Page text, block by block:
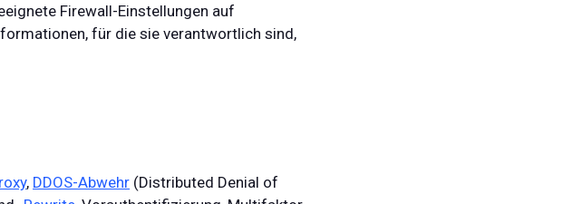
Firewall-Einstellungen auf
für die sie verantwortlich sind,
, DDOS-Abwehr (Distributed Denial of